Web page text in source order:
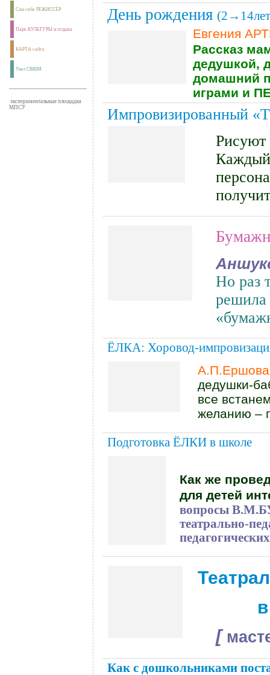
Сам себе РЕЖИССЁР
Парк КУЛЬТУРЫ и отдыха
КАРТА сайта
Узел СВЯЗИ
экспериментальные площадки
МПСУ
День рождения
Евгения
Рассказ
дедушкой,
домашний
играми и
Импровизированный
Рисуют
Каждый
Но раз
решила
ЁЛКА: Хоровод-
дедушки-
все
желанию –
Подготовка ЁЛКИ в школе
Как же
для детей
вопросы
театрально-
[
Как с дошкольниками